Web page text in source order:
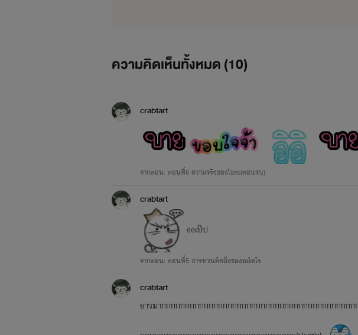
ความคิดเห็นทั้งหมด (10)
crabtart
จากตอน: ตอนที่6 ความจริงของโชตะ(ตอนจบ)
crabtart
งงเป๊ป
จากตอน: ตอนที่5 การหวนคิดถึงของอะไคโร
crabtart
ยาวมากกกกกกกกกกกกกกกกกกกกกกกกกกกกกกกกกกกกกกก